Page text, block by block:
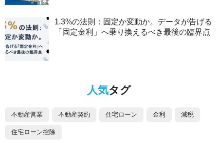
1.3%の法則：固定か変動か。データが告げる
「固定金利」へ乗り換えるべき最後の臨界点
人気タグ
不動産営業 不動産契約 住宅ローン 金利 減税
住宅ローン控除